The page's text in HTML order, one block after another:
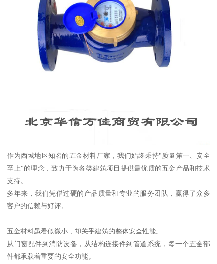
作为西城地区知名的五金材料厂家，我们始终秉持"质量第一、安全
至上"的理念，致力于为各类建筑项目提供最优质的五金产品和技术
支持。
多年来，我们凭借过硬的产品质量和专业的服务团队，赢得了众多
客户的信赖与好评。
五金材料虽看似微小，却关乎建筑的整体安全性能。
从门窗配件到消防设备，从结构连接件到管道系统，每一个五金部
件都承载着重要的安全功能。